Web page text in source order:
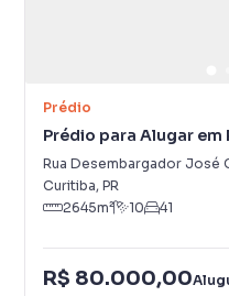
Prédio
Prédio para Alugar em
Rua Desembargador José
Curitiba, PR
2645m² 10 41
R$ 80.000,00